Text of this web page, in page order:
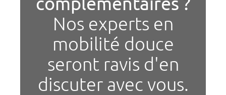
Nos experts en
mobilité douce
seront ravis d'en
discuter avec vous.